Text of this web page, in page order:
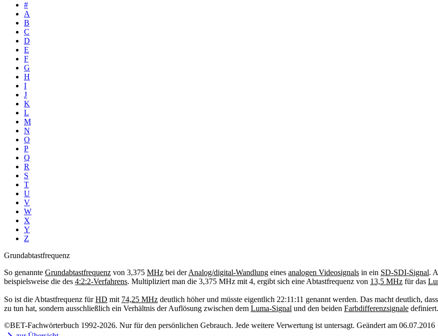
#
A
B
C
D
E
F
G
H
I
J
K
L
M
N
O
P
Q
R
S
T
U
V
W
X
Y
Z
Grundabtastfrequenz
So genannte Grundabtastfrequenz von 3,375 MHz bei derAnalog/digital-Wandlung eines analogen Videosignals in ein SD-SDI-Signal.
beispielsweise die des 4:2:2-Verfahrens. Multipliziert man die 3,375 MHz mit 4, ergibt sich eine Abtastfrequenz von 13,5 MHz für das
So ist die Abtastfrequenz fürHD mit 74,25 MHz deutlich höher und müsste eigentlich 22:11:11 genannt werden. Das macht deutlich,
zu tun hat, sondern ausschließlich ein Verhältnis der Auflösung zwischen dem Luma-Signal und den beiden Farbdifferenzsignale definiert.
©BET-Fachwörterbuch 1992-2026. Nur für den persönlichen Gebrauch. Jede weitere Verwertung ist untersagt. Geändert am 06.07.2016